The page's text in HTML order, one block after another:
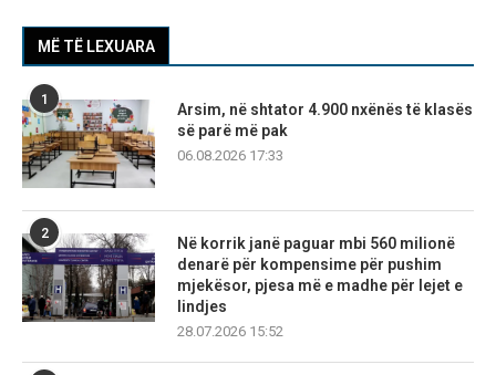
MË TË LEXUARA
1
Arsim, në shtator 4.900 nxënës të klasës
së parë më pak
06.08.2026 17:33
2
Në korrik janë paguar mbi 560 milionë
denarë për kompensime për pushim
mjekësor, pjesa më e madhe për lejet e
lindjes
28.07.2026 15:52